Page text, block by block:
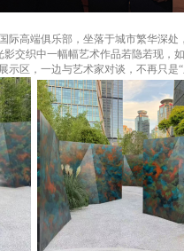
国际高端俱乐部，坐落于城市繁华深处
交织中一幅幅艺术作品若隐若现，
示区，一边与艺术家对谈，不再只是“